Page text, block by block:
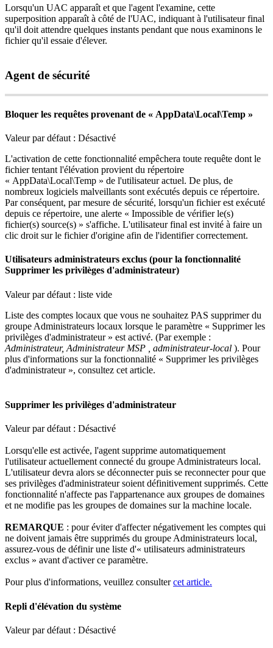
Lorsqu'un UAC apparaît et que l'agent l'examine, cette
superposition apparaît à côté de l'UAC, indiquant à l'utilisateur final
qu'il doit attendre quelques instants pendant que nous examinons le
fichier qu'il essaie d'élever.
Agent de sécurité
Bloquer les requêtes provenant de « AppData\Local\Temp »
Valeur par défaut : Désactivé
L'activation de cette fonctionnalité empêchera toute requête dont le
fichier tentant l'élévation provient du répertoire
« AppData\Local\Temp » de l'utilisateur actuel. De plus, de
nombreux logiciels malveillants sont exécutés depuis ce répertoire.
Par conséquent, par mesure de sécurité, lorsqu'un fichier est exécuté
depuis ce répertoire, une alerte « Impossible de vérifier le(s)
fichier(s) source(s) » s'affiche. L'utilisateur final est invité à faire un
clic droit sur le fichier d'origine afin de l'identifier correctement.
Utilisateurs administrateurs exclus (pour la fonctionnalité
Supprimer les privilèges d'administrateur)
Valeur par défaut : liste vide
Liste des comptes locaux que vous ne souhaitez PAS supprimer du
groupe Administrateurs locaux lorsque le paramètre « Supprimer les
privilèges d'administrateur » est activé. (Par exemple :
Administrateur, Administrateur MSP administrateur-local ). Pour
plus d'informations sur la fonctionnalité « Supprimer les privilèges
d'administrateur », consultez cet article.
Supprimer les privilèges d'administrateur
Valeur par défaut : Désactivé
Lorsqu'elle est activée, l'agent supprime automatiquement
l'utilisateur actuellement connecté du groupe Administrateurs local.
L'utilisateur devra alors se déconnecter puis se reconnecter pour que
ses privilèges d'administrateur soient définitivement supprimés. Cette
fonctionnalité n'affecte pas l'appartenance aux groupes de domaines
et ne modifie pas les groupes de domaines sur la machine locale.
REMARQUE : pour éviter d'affecter négativement les comptes qui
ne doivent jamais être supprimés du groupe Administrateurs local,
assurez-vous de définir une liste d'« utilisateurs administrateurs
exclus » avant d'activer ce paramètre.
Pour plus d'informations, veuillez consulter cet article.
Repli d'élévation du système
Valeur par défaut : Désactivé